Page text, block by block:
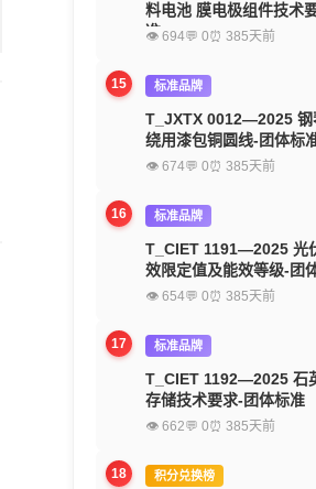
料电池 膜电极组件技术
准
👁 694💬 0⏰ 385天前
15 标准品牌
T_JXTX 0012—2025 钢
绕用漆包铜圆线-团体标
👁 674💬 0⏰ 385天前
16 标准品牌
T_CIET 1191—2025 光
效限定值及能效等级-团
👁 654💬 0⏰ 385天前
17 标准品牌
T_CIET 1192—2025 石
存储技术要求-团体标准
👁 662💬 0⏰ 385天前
18 积分兑换榜